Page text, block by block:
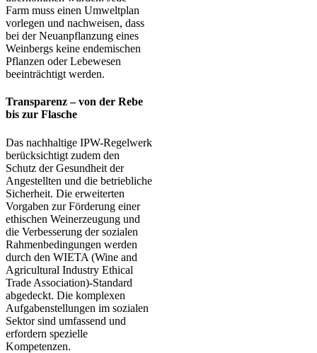
Farm muss einen Umweltplan
vorlegen und nachweisen, dass
bei der Neuanpflanzung eines
Weinbergs keine endemischen
Pflanzen oder Lebewesen
beeinträchtigt werden.
Transparenz – von der Rebe
bis zur Flasche
Das nachhaltige IPW-Regelwerk
berücksichtigt zudem den
Schutz der Gesundheit der
Angestellten und die betriebliche
Sicherheit. Die erweiterten
Vorgaben zur Förderung einer
ethischen Weinerzeugung und
die Verbesserung der sozialen
Rahmenbedingungen werden
durch den WIETA (Wine and
Agricultural Industry Ethical
Trade Association)-Standard
abgedeckt. Die komplexen
Aufgabenstellungen im sozialen
Sektor sind umfassend und
erfordern spezielle
Kompetenzen.